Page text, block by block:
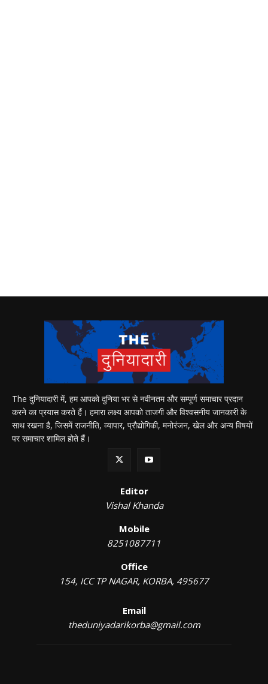
The दुनियादारी में, हम आपको दुनिया भर से नवीनतम और सम्पूर्ण समाचार प्रदान
करने का प्रयास करते हैं। हमारा लक्ष्य आपको ताजगी और विश्वसनीय जानकारी के
साथ रखना है, जिसमें राजनीति, व्यापार, प्रौद्योगिकी, मनोरंजन, खेल और अन्य विषयों
पर समाचार शामिल होते हैं।
Editor
Vishal Khanda
Mobile
8251087711
Office
154, ICC TP NAGAR, KORBA, 495677
Email
theduniyadarikorba@gmail.com